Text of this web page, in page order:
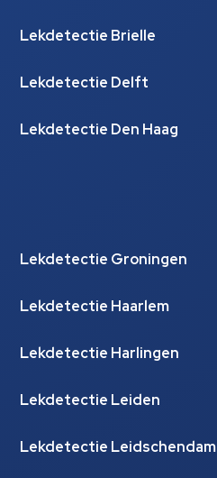
Lekdetectie Brielle
Lekdetectie Delft
Lekdetectie Den Haag
Lekdetectie Groningen
Lekdetectie Haarlem
Lekdetectie Harlingen
Lekdetectie Leiden
Lekdetectie Leidschendam